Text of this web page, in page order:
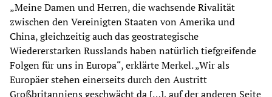
„Meine Damen und Herren, die wachsende Rivalität
zwischen den Vereinigten Staaten von Amerika und
China, gleichzeitig auch das geostrategische
Wiedererstarken Russlands haben natürlich tiefgreifende
Folgen für uns in Europa“, erklärte Merkel. „Wir als
Europäer stehen einerseits durch den Austritt
Großbritanniens geschwächt da […], auf der anderen Seite